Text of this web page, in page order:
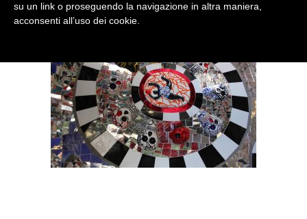
su un link o proseguendo la navigazione in altra maniera,
acconsenti all’uso dei cookie.